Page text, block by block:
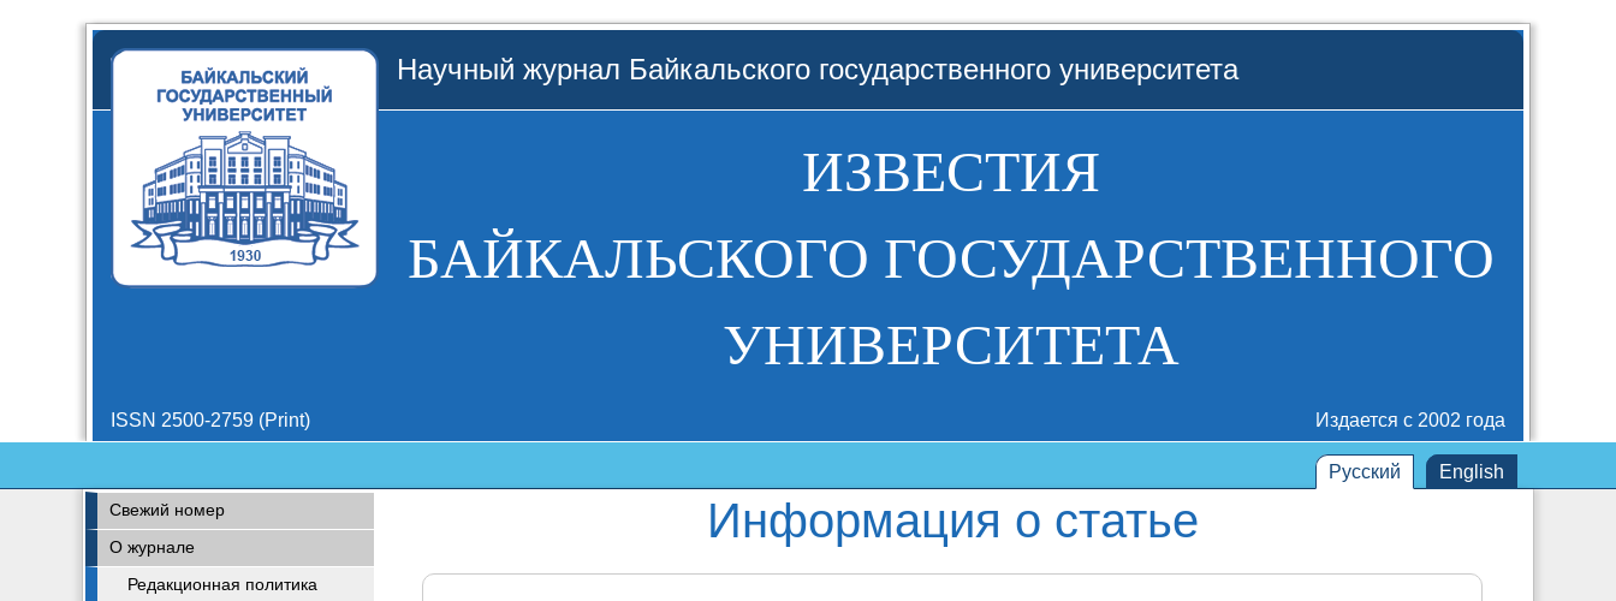
Научный журнал Байкальского государственного университета
ИЗВЕСТИЯ
БАЙКАЛЬСКОГО ГОСУДАРСТВЕННОГО
УНИВЕРСИТЕТА
ISSN 2500-2759 (Print) Издается с 2002 года
Русский English
Свежий номер
О журнале
Редакционная политика
Информация о статье